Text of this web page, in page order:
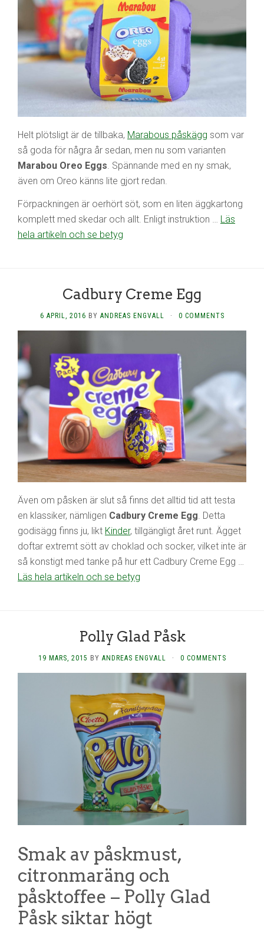
Helt plötsligt är de tillbaka, Marabous påskägg som var
så goda för några år sedan, men nu som varianten
Marabou Oreo Eggs . Spännande med en ny smak,
även om Oreo känns lite gjort redan.
Förpackningen är oerhört söt, som en liten äggkartong
komplett med skedar och allt. Enligt instruktion … Läs
hela artikeln och se betyg
Cadbury Creme Egg
6 APRIL, 2016 BY ANDREAS ENGVALL · 0 COMMENTS
Även om påsken är slut så finns det alltid tid att testa
en klassiker, nämligen Cadbury Creme Egg. Detta
godisägg finns ju, likt Kinder, tillgängligt året runt. Ägget
doftar extremt sött av choklad och socker, vilket inte är
så konstigt med tanke på hur ett Cadbury Creme Egg …
Läs hela artikeln och se betyg
Polly Glad Påsk
19 MARS, 2015 BY ANDREAS ENGVALL · 0 COMMENTS
Smak av påskmust,
citronmaräng och
påsktoffee – Polly Glad
Påsk siktar högt